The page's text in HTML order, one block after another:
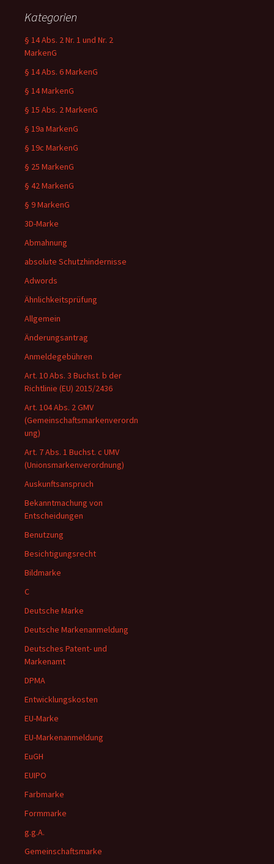
Kategorien
§ 14 Abs. 2 Nr. 1 und Nr. 2
MarkenG
§ 14 Abs. 6 MarkenG
§ 14 MarkenG
§ 15 Abs. 2 MarkenG
§ 19a MarkenG
§ 19c MarkenG
§ 25 MarkenG
§ 42 MarkenG
§ 9 MarkenG
3D-Marke
Abmahnung
absolute Schutzhindernisse
Adwords
Ähnlichkeitsprüfung
Allgemein
Änderungsantrag
Anmeldegebühren
Art. 10 Abs. 3 Buchst. b der
Richtlinie (EU) 2015/2436
Art. 104 Abs. 2 GMV
(Gemeinschaftsmarkenverordn
ung)
Art. 7 Abs. 1 Buchst. c UMV
(Unionsmarkenverordnung)
Auskunftsanspruch
Bekanntmachung von
Entscheidungen
Benutzung
Besichtigungsrecht
Bildmarke
C
Deutsche Marke
Deutsche Markenanmeldung
Deutsches Patent- und
Markenamt
DPMA
Entwicklungskosten
EU-Marke
EU-Markenanmeldung
EuGH
EUIPO
Farbmarke
Formmarke
g.g.A.
Gemeinschaftsmarke